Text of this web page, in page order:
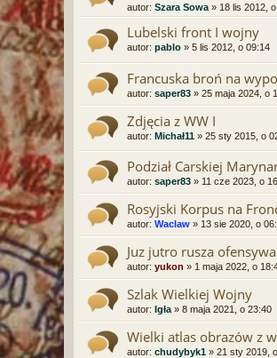
autor: Szara Sowa » 18 lis 2012,
Lubelski front I wojny
autor: pablo » 5 lis 2012, o 09:14
Francuska broń na
autor: saper83 » 25 maja 2024, o
Zdjęcia z WW I
autor: Michał11 » 25 sty 2015, o
Podział Carskiej
autor: saper83 » 11 cze 2023, o
Rosyjski Korpus na
autor: Waclaw » 13 sie 2020, o
Juz jutro rusza
autor: yukon » 1 maja 2022, o
Szlak Wielkiej Wojny
autor: Igła » 8 maja 2021, o 23:40
Wielki atlas obrazów z
autor: chudybyk1 » 21 sty 2019,